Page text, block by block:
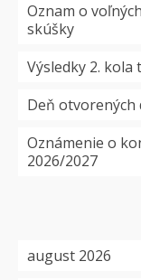
Oznam o
skúšky
Výsledky 2.
Deň otvorených
Oznámenie o
2026/2027
august 2026